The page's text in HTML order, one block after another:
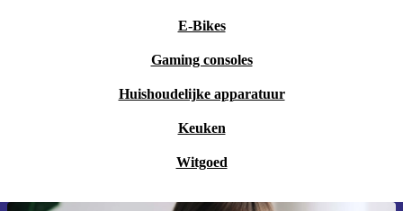
E-Bikes
Gaming consoles
Huishoudelijke apparatuur
Keuken
Witgoed